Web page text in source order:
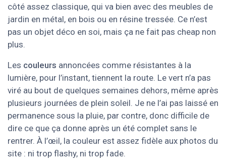
côté assez classique, qui va bien avec des meubles de
jardin en métal, en bois ou en résine tressée. Ce n’est
pas un objet déco en soi, mais ça ne fait pas cheap non
plus.
Les couleurs annoncées comme résistantes à la
lumière, pour l’instant, tiennent la route. Le vert n’a pas
viré au bout de quelques semaines dehors, même après
plusieurs journées de plein soleil. Je ne l’ai pas laissé en
permanence sous la pluie, par contre, donc difficile de
dire ce que ça donne après un été complet sans le
rentrer. À l’œil, la couleur est assez fidèle aux photos du
site : ni trop flashy, ni trop fade.